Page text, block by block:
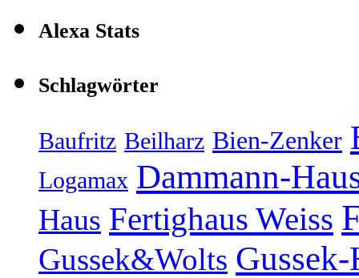
Alexa Stats
Schlagwörter
Baufritz Beilharz Bien-Zenker
Logamax Dammann-
Haus Fertighaus Weiss
Gussek&Wolts Gussek-